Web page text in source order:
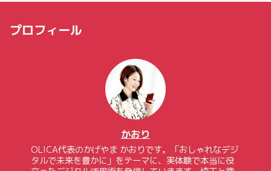
プロフィール
かおり
OLICA代表のかげやま かおりです。「おしゃれなデジ
タルで未来を豊かに」をテーマに、実体験で本当に役